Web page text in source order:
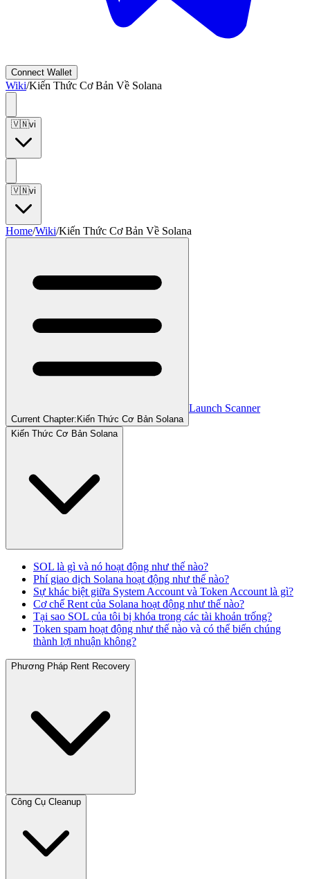
Connect Wallet
Wiki/Kiến Thức Cơ Bản Về Solana
🇻🇳vi
🇻🇳vi
Home/Wiki/Kiến Thức Cơ Bản Về Solana
Current Chapter: Kiến Thức Cơ Bản Solana
Launch Scanner
Kiến Thức Cơ Bản Solana
SOL là gì và nó hoạt động như thế nào?
Phí giao dịch Solana hoạt động như thế nào?
Sự khác biệt giữa System Account và Token Account là gì?
Cơ chế Rent của Solana hoạt động như thế nào?
Tại sao SOL của tôi bị khóa trong các tài khoản trống?
Token spam hoạt động như thế nào và có thể biến chúng
thành lợi nhuận không?
Phương Pháp Rent Recovery
Công Cụ Cleanup